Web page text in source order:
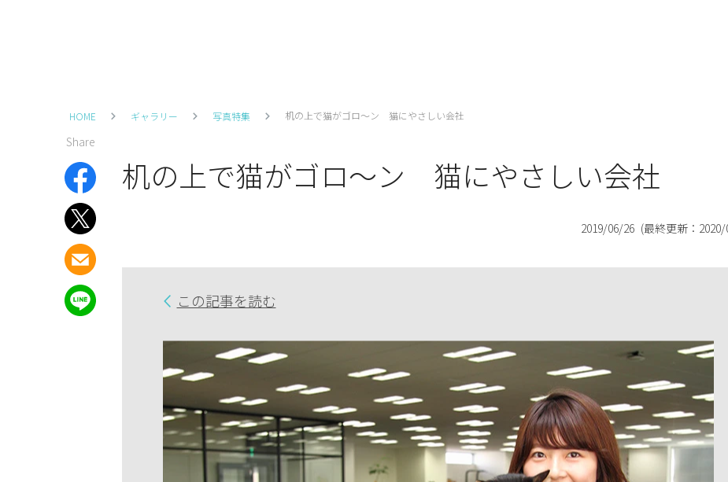
HOME ギャラリー 写真特集 机の上で猫がゴロ～ン 猫にやさしい会社
Share
机の上で猫がゴロ～ン 猫にやさしい会社
2019/06/26 (最終更新：
この記事を読む